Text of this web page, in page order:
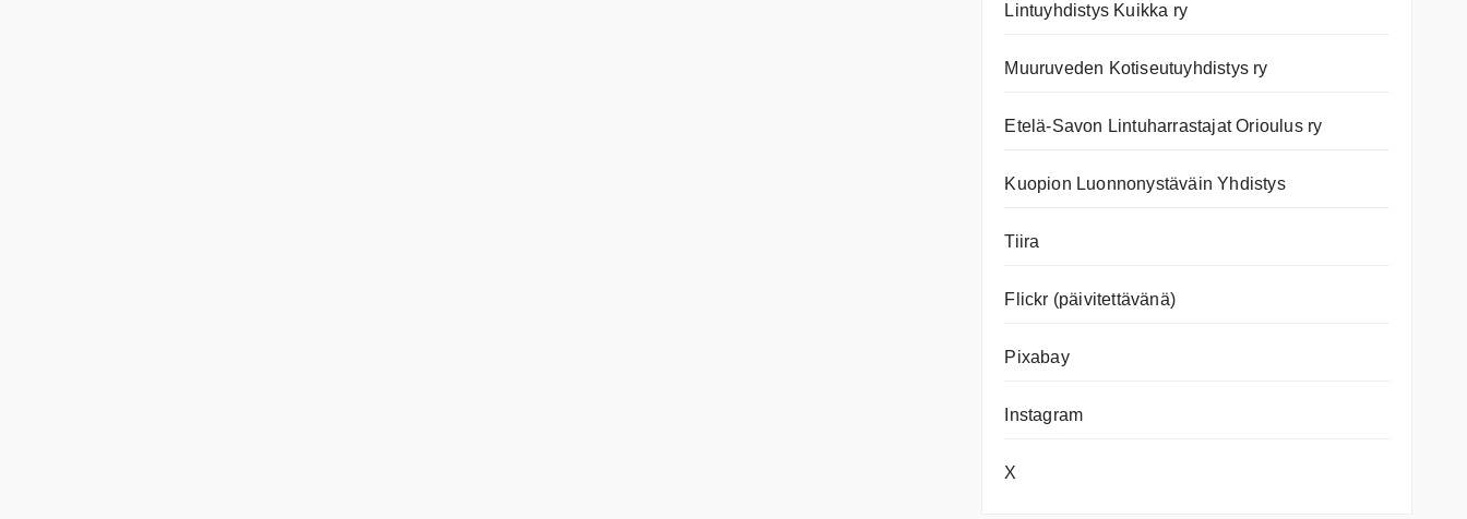
Lintuyhdistys Kuikka ry
Muuruveden Kotiseutuyhdistys ry
Etelä-Savon Lintuharrastajat Orioulus ry
Kuopion Luonnonystäväin Yhdistys
Tiira
Flickr (päivitettävänä)
Pixabay
Instagram
X